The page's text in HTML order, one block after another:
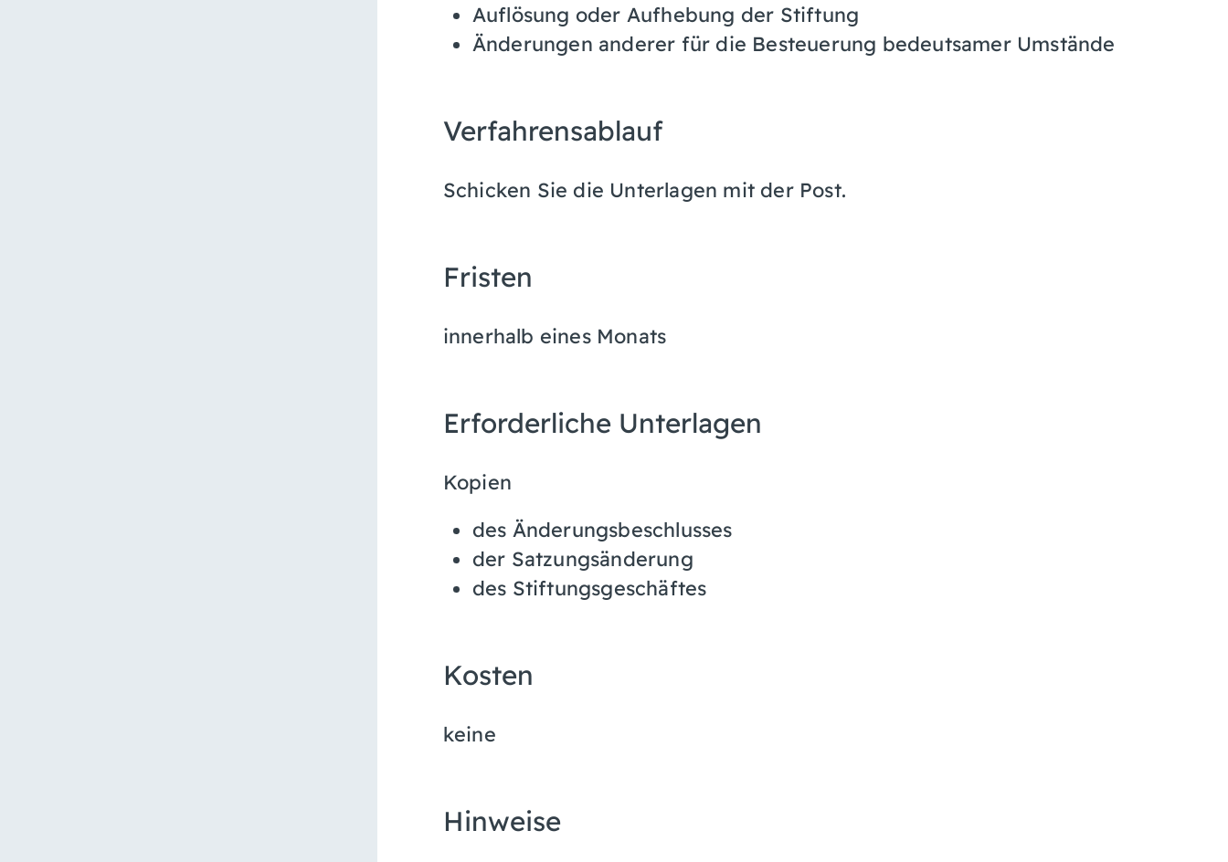
Auflösung oder Aufhebung der Stiftung
Änderungen anderer für die Besteuerung bedeutsamer Umstände
Verfahrensablauf
Schicken Sie die Unterlagen mit der Post.
Fristen
innerhalb eines Monats
Erforderliche Unterlagen
Kopien
des Änderungsbeschlusses
der Satzungsänderung
des Stiftungsgeschäftes
Kosten
keine
Hinweise